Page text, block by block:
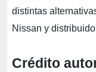
distintas
Nissan y
Crédito